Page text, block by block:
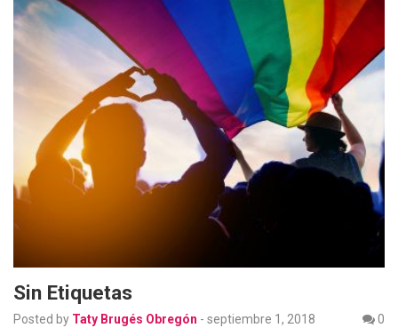
Sin Etiquetas
Posted by Taty Brugés Obregón - septiembre 1, 2018
0